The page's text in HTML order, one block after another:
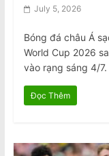
July 5, 2026
Bóng đá châu Á
World Cup 2026
vào rạng sáng 4/7.
Đọc Thêm